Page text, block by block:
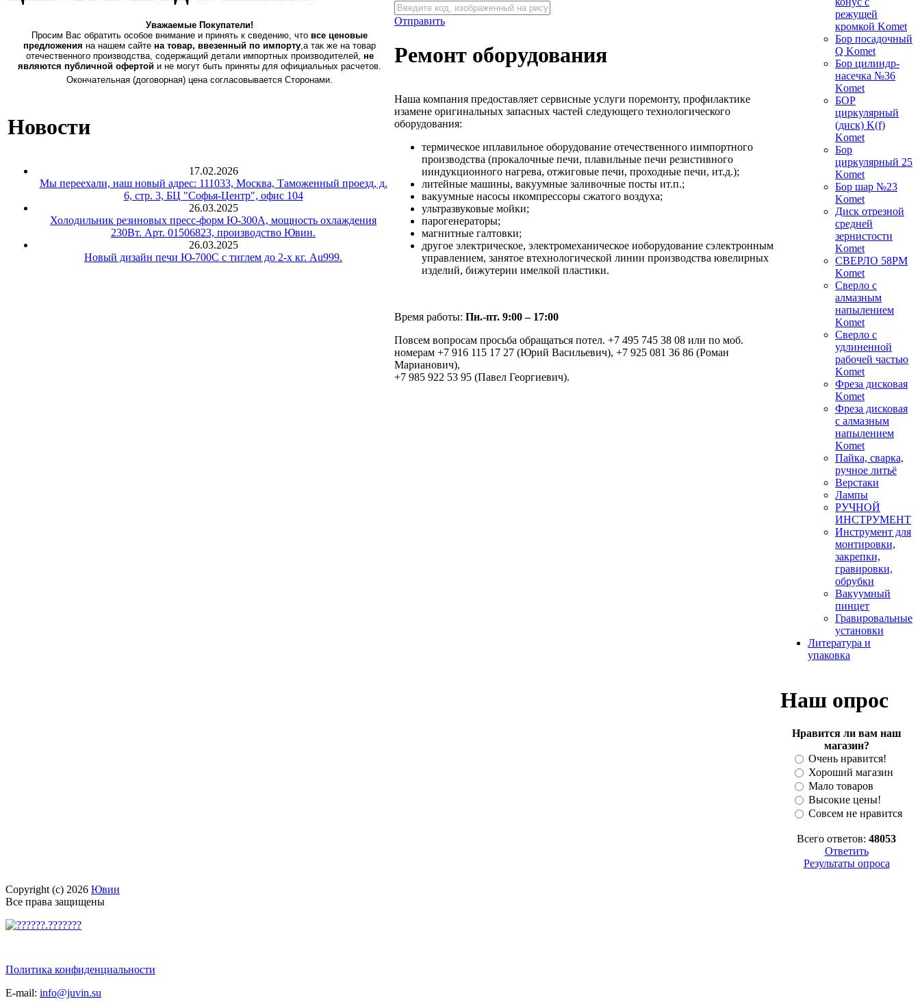
Уважаемые Покупатели!
Просим Вас обратить особое внимание и принять к сведению, что все ценовые
предложения на нашем сайте на товар, ввезенный по импорту,а так же на товар
отечественного производства, содержащий детали импортных производителей, не
являются публичной офертой и не могут быть приняты для официальных расчетов.
Окончательная (договорная) цена согласовывается Сторонами.
Новости
17.02.2026
Мы переехали, наш новый адрес: 111033, Москва, Таможенный проезд, д.
6, стр. 3, БЦ "Софья-Центр", офис 104
26.03.2025
Холодильник резиновых пресс-форм Ю-300А, мощность охлаждения
230Вт. Арт. 01506823, производство Ювин.
26.03.2025
Новый дизайн печи Ю-700С с тиглем до 2-х кг. Au999.
Отправить
Ремонт оборудования
Наша компания предоставляет сервисные услуги поремонту, профилактике
изамене оригинальных запасных частей следующего технологического
оборудования:
термическое иплавильное оборудование отечественного иимпортного
производства (прокалочные печи, плавильные печи резистивного
ииндукционного нагрева, отжиговые печи, проходные печи, ит.д.);
литейные машины, вакуумные заливочные посты ит.п.;
вакуумные насосы икомпрессоры сжатого воздуха;
ультразвуковые мойки;
парогенераторы;
магнитные галтовки;
другое электрическое, электромеханическое иоборудование сэлектронным
управлением, занятое втехнологической линии производства ювелирных
изделий, бижутерии имелкой пластики.
Время работы: Пн.-пт. 9:00 – 17:00
Повсем вопросам просьба обращаться потел. +7 495 745 38 08 или по моб.
номерам +7 916 115 17 27 (Юрий Васильевич), +7 925 081 36 86 (Роман
Марианович),
+7 985 922 53 95 (Павел Георгиевич).
режущей
кромкой Komet
Бор посадочный
Q Komet
Бор цилиндр-
насечка №36
Komet
БОР
циркулярный
(диск) K(f)
Komet
Бор
циркулярный 25
Komet
Бор шар №23
Komet
Диск отрезной
средней
зернистости
Komet
СВЕРЛО 58РМ
Komet
Сверло с
алмазным
напылением
Komet
Сверло с
удлиненной
рабочей частью
Komet
Фреза дисковая
Komet
Фреза дисковая
с алмазным
напылением
Komet
Пайка, сварка,
ручное литьё
Верстаки
Лампы
РУЧНОЙ
ИНСТРУМЕНТ
Инструмент для
монтировки,
закрепки,
гравировки,
обрубки
Вакуумный
пинцет
Гравировальные
установки
Литература и
упаковка
Наш опрос
Нравится ли вам наш
магазин?
Очень нравится!
Хороший магазин
Мало товаров
Высокие цены!
Совсем не нравится
Всего ответов: 48053
Ответить
Результаты опроса
Copyright (c) 2026 Ювин
Все права защищены
Политика конфиденциальности
E-mail: info@juvin.su